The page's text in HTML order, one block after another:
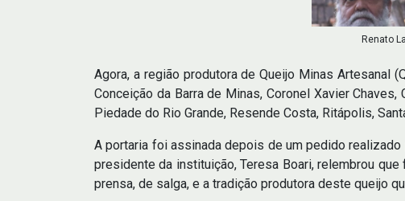
Renato
Agora, a região produtora de Queijo Minas Artesanal
Conceição da Barra de Minas, Coronel Xavier
Piedade do Rio Grande, Resende Costa, Ritápolis,
A portaria foi assinada depois de um pedido
presidente da instituição, Teresa Boari, relembrou
prensa, de salga, e a tradição produtora deste queijo